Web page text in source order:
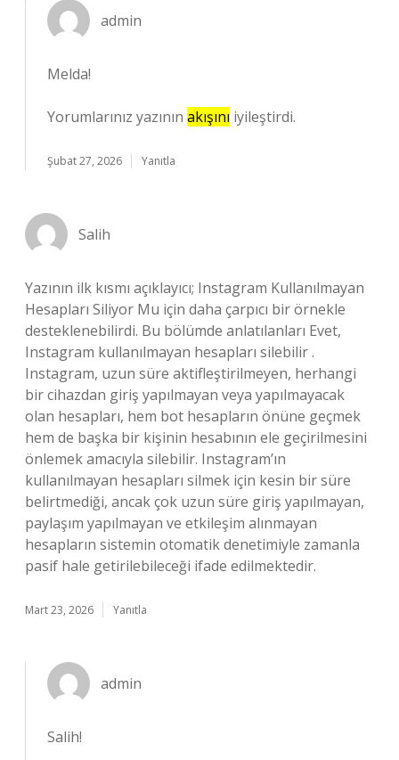
admin
Melda!
Yorumlarınız yazının akışını iyileştirdi.
Şubat 27, 2026 Yanıtla
Salih
Yazının ilk kısmı açıklayıcı; Instagram Kullanılmayan
Hesapları Siliyor Mu için daha çarpıcı bir örnekle
desteklenebilirdi. Bu bölümde anlatılanları Evet,
Instagram kullanılmayan hesapları silebilir .
Instagram, uzun süre aktifleştirilmeyen, herhangi
bir cihazdan giriş yapılmayan veya yapılmayacak
olan hesapları, hem bot hesapların önüne geçmek
hem de başka bir kişinin hesabının ele geçirilmesini
önlemek amacıyla silebilir. Instagram’ın
kullanılmayan hesapları silmek için kesin bir süre
belirtmediği, ancak çok uzun süre giriş yapılmayan,
paylaşım yapılmayan ve etkileşim alınmayan
hesapların sistemin otomatik denetimiyle zamanla
pasif hale getirilebileceği ifade edilmektedir.
Mart 23, 2026 Yanıtla
admin
Salih!